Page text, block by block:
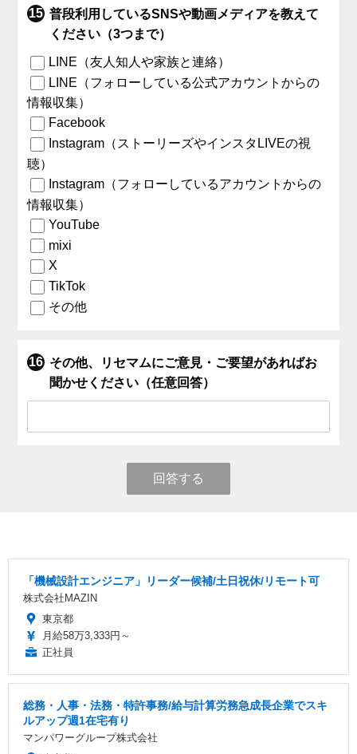
普段利用しているSNSや動画メディアを教えて
ください（3つまで）
LINE（友人知人や家族と連絡）
LINE（フォローしている公式アカウントからの
情報収集）
Facebook
Instagram（ストーリーズやインスタLIVEの視
聴）
Instagram（フォローしているアカウントからの
情報収集）
YouTube
mixi
X
TikTok
その他
その他、リセマムにご意見・ご要望があればお
聞かせください（任意回答）
回答する
「機械設計エンジニア」リーダー候補/土日祝休/リモート可
株式会社MAZIN
東京都
月給58万3,333円～
正社員
総務・人事・法務・特許事務/給与計算労務急成長企業でスキ
ルアップ週1在宅有り
マンパワーグループ株式会社